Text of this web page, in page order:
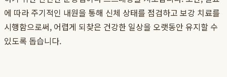
에 따라 주기적인 내원을 통해 신체 상태를 점검하고 보강 치료를
시행함으로써, 어렵게 되찾은 건강한 일상을 오랫동안 유지할 수
있도록 돕습니다.